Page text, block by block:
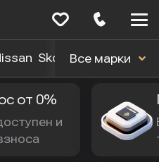
Skoda Toyota
Все марки
от 0%
и